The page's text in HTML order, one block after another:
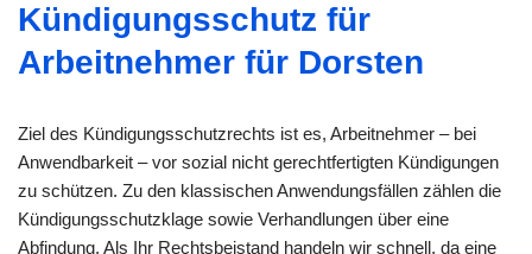
Kündigungsschutz für
Arbeitnehmer für Dorsten
Ziel des Kündigungsschutzrechts ist es, Arbeitnehmer – bei
Anwendbarkeit – vor sozial nicht gerechtfertigten Kündigungen
zu schützen. Zu den klassischen Anwendungsfällen zählen die
Kündigungsschutzklage sowie Verhandlungen über eine
Abfindung. Als Ihr Rechtsbeistand handeln wir schnell, da eine